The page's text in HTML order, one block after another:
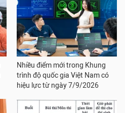
Nhiều điểm mới trong Khung
trình độ quốc gia Việt Nam có
hiệu lực từ ngày 7/9/2026